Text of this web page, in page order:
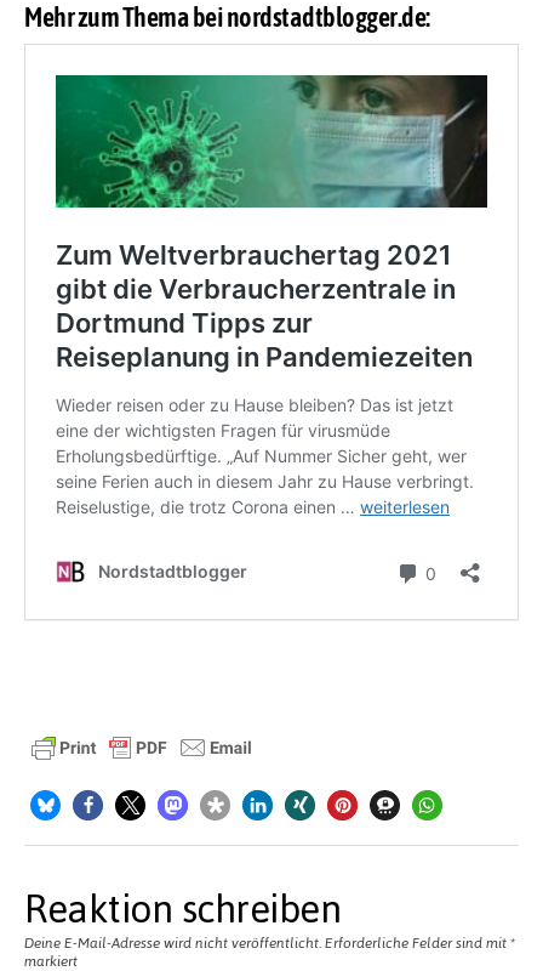
Mehr zum Thema bei nordstadtblogger.de:
Reaktion schreiben
Deine E-Mail-Adresse wird nicht veröffentlicht. Erforderliche Felder sind mit *
markiert